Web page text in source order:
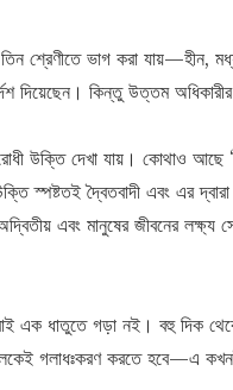
তিন শ্রেণীতে ভাগ করা যায়—হীন,
দিয়েছেন। কিন্তু উত্তম
উক্তি দেখা যায়। কোথাও আছে
স্পষ্টতই দ্বৈতবাদী এবং এর
এবং মানুষের জীবনের লক্ষ্য
ধাতুতে গড়া নই। বহু দিক
গলাধঃকরণ করতে হবে—এ কখনই